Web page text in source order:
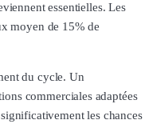
essentielles. Les
moyen de 15% de
du cycle. Un
commerciales adaptées
les chances